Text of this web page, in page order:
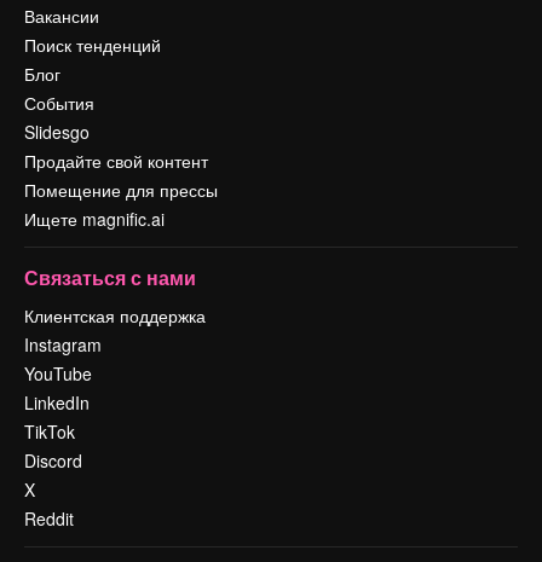
Вакансии
Поиск тенденций
Блог
События
Slidesgo
Продайте свой контент
Помещение для прессы
Ищете magnific.ai
Связаться с нами
Клиентская поддержка
Instagram
YouTube
LinkedIn
TikTok
Discord
X
Reddit